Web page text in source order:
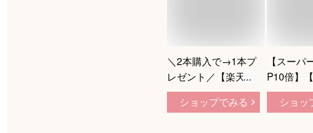
＼2本購入で→1本プ
レゼント／【楽天1
位】ネイルオイル 爪
美容液【100% シア
ショップでみる
【スーパ
P10倍】
ラチネイ
用美容オ
ショッ